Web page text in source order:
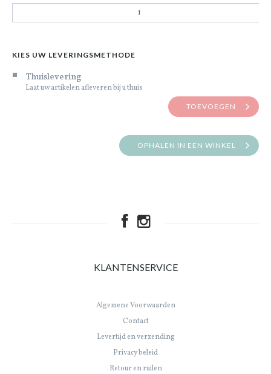
KIES UW LEVERINGSMETHODE
Thuislevering
Laat uw artikelen afleveren bij u thuis
TOEVOEGEN
OPHALEN IN EEN WINKEL
KLANTENSERVICE
Algemene Voorwaarden
Contact
Levertijd en verzending
Privacy beleid
Retour en ruilen